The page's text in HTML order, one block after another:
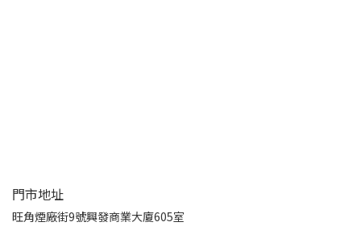
門市地址
旺角煙廠街9號興發商業大廈605室